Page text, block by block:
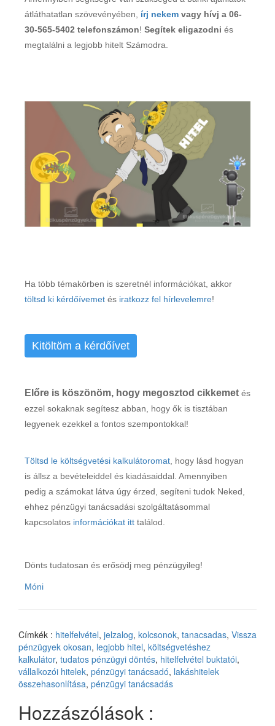
átláthatatlan szövevényében, írj nekem vagy hívj a 06-
30-565-5402 telefonszámon! Segítek eligazodni és
megtalálni a legjobb hitelt Számodra.
Ha több témakörben is szeretnél információkat, akkor
töltsd ki kérdőívemet és iratkozz fel hírlevelemre!
Kitöltöm a kérdőívet
Előre is köszönöm, hogy megosztod cikkemet és
ezzel sokaknak segítesz abban, hogy ők is tisztában
legyenek ezekkel a fontos szempontokkal!
Töltsd le költségvetési kalkulátoromat , hogy lásd hogyan
is állsz a bevételeiddel és kiadásaiddal. Amennyiben
pedig a számokat látva úgy érzed, segíteni tudok Neked,
ehhez pénzügyi tanácsadási szolgáltatásommal
kapcsolatos információkat itt találod.
Dönts tudatosan és erősödj meg pénzügyileg!
Móni
Vissza
Címkék : hitelfelvétel, jelzalog, kolcsonok, tanacsadas,
pénzügyek okosan, legjobb hitel, költségvetéshez
kalkulátor, tudatos pénzügyi döntés, hitelfelvétel buktatói,
vállalkozói hitelek, pénzügyi tanácsadó, lakáshitelek
összehasonlítása, pénzügyi tanácsadás
Hozzászólások :